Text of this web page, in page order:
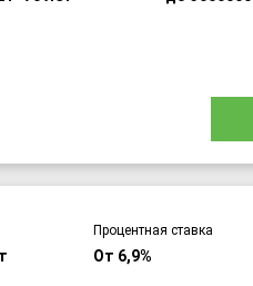
Процентная ставка
От 6,9%